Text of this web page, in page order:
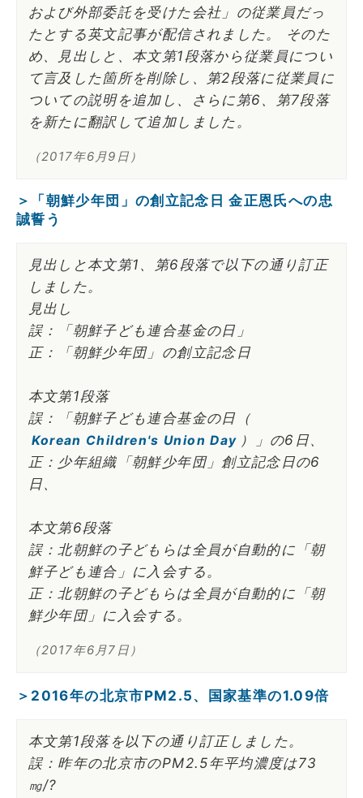
および外部委託を受けた会社」の従業員だっ
たとする英文記事が配信されました。 そのた
め、見出しと、本文第1段落から従業員につい
て言及した箇所を削除し、第2段落に従業員に
ついての説明を追加し、さらに第6、第7段落
を新たに翻訳して追加しました。
（2017年6月9日）
＞「朝鮮少年団」の創立記念日 金正恩氏への忠
誠誓う
見出しと本文第1、第6段落で以下の通り訂正
しました。
見出し
誤：「朝鮮子ども連合基金の日」
正：「朝鮮少年団」の創立記念日
本文第1段落
誤：「朝鮮子ども連合基金の日（
Korean Children's Union Day ）」の6日、
正：少年組織「朝鮮少年団」創立記念日の6
日、
本文第6段落
誤：北朝鮮の子どもらは全員が自動的に「朝
鮮子ども連合」に入会する。
正：北朝鮮の子どもらは全員が自動的に「朝
鮮少年団」に入会する。
（2017年6月7日）
＞2016年の北京市PM2.5、国家基準の1.09倍
本文第1段落を以下の通り訂正しました。
誤：昨年の北京市のPM2.5年平均濃度は73
㎎/?